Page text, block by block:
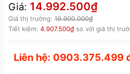
Giá: 14.992.500₫
Giá thị trường: 19.900.000₫
Tiết kiệm: 4.907.500₫ so với giá thị
Liên hệ: 0903.375.499